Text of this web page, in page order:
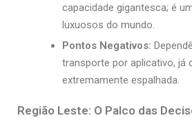
capacidade gigantesca; é
luxuosos do mundo.
Pontos Negativos:
transporte por aplicativo, já
extremamente espalhada.
Região Leste: O Palco das